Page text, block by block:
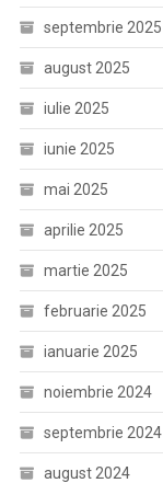
septembrie 2025
august 2025
iulie 2025
iunie 2025
mai 2025
aprilie 2025
martie 2025
februarie 2025
ianuarie 2025
noiembrie 2024
septembrie 2024
august 2024